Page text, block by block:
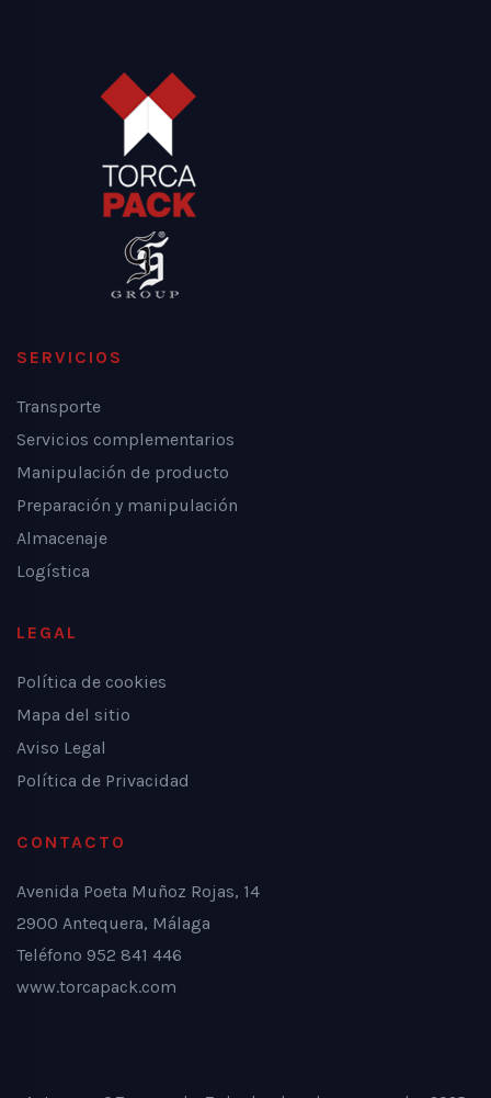
SERVICIOS
Transporte
Servicios complementarios
Manipulación de producto
Preparación y manipulación
Almacenaje
Logística
LEGAL
Política de cookies
Mapa del sitio
Aviso Legal
Política de Privacidad
CONTACTO
Avenida Poeta Muñoz Rojas, 14
2900 Antequera, Málaga
Teléfono 952 841 446
www.torcapack.com